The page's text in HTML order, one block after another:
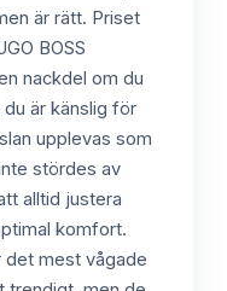
är rätt. Priset
BOSS
nackdel om du
är känslig för
upplevas som
stördes av
alltid justera
komfort.
det mest vågade